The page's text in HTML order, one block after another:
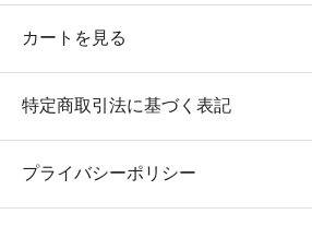
カートを見る
特定商取引法に基づく表記
プライバシーポリシー